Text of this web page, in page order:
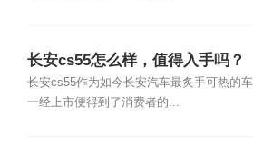
长安cs55怎么样，值得入手吗？
长安cs55作为如今长安汽车最炙手可热的车
一经上市便得到了消费者的...